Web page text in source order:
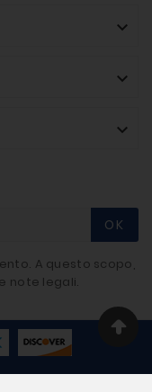



OK
A questo scopo,
note legali.